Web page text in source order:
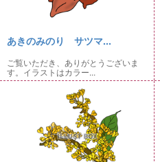
あきのみのり サツマ...
ご覧いただき、ありがとうございま
す。イラストはカラー...